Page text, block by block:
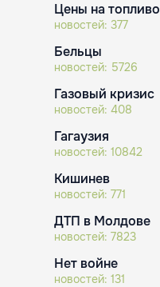
Цены на топливо
новостей: 377
Бельцы
новостей: 5726
Газовый кризис
новостей: 408
Гагаузия
новостей: 10842
Кишинев
новостей: 771
ДТП в Молдове
новостей: 7823
Нет войне
новостей: 131